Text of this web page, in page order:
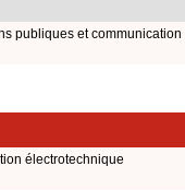
publiques et communication
électrotechnique